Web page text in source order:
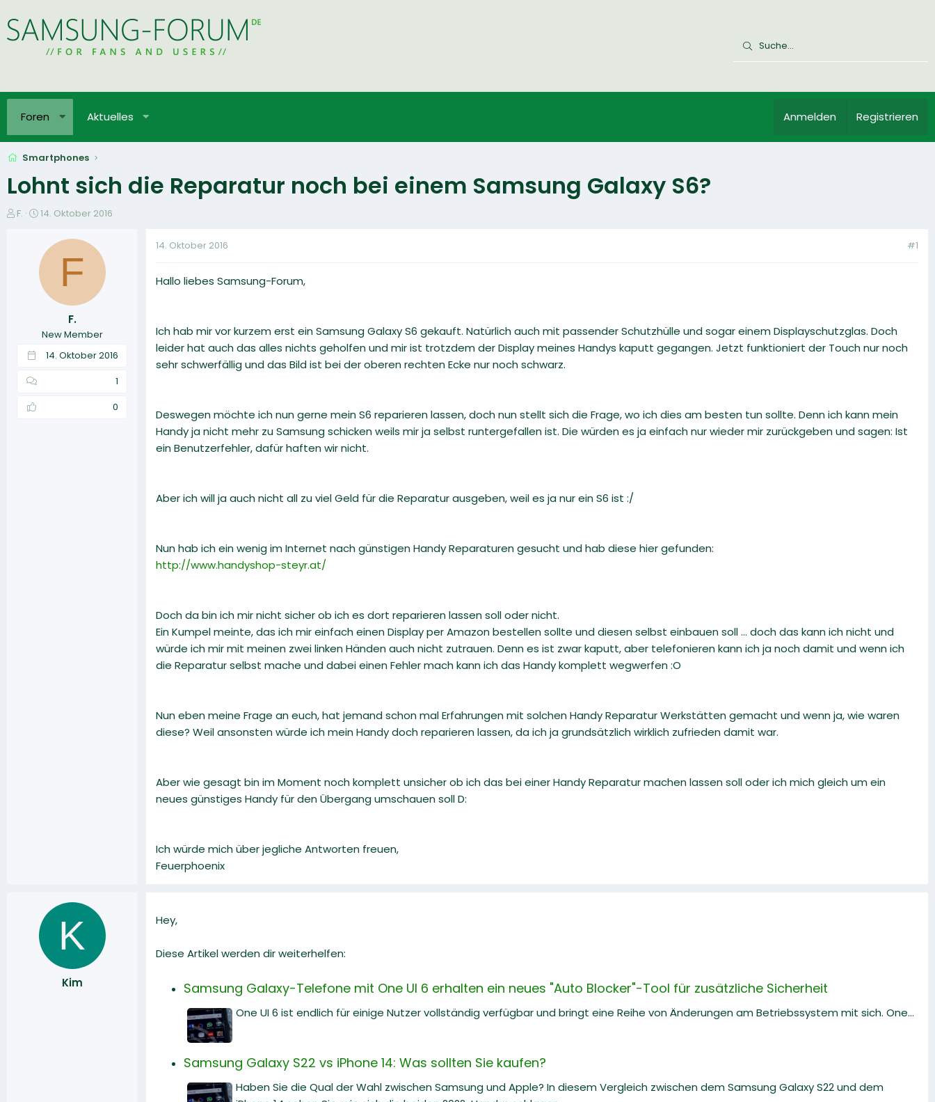
Foren Aktuelles Anmelden Registrieren
Smartphones
Lohnt sich die Reparatur noch bei einem Samsung Galaxy S6?
E
F.
E
e
l
m
14. Oktober 2016
F
F.
New Member
14. Oktober 2016
1
0
14. Oktober 2016 #1
Hallo liebes Samsung-Forum,
Ich hab mir vor kurzem erst ein Samsung Galaxy S6 gekauft. Natürlich auch mit passender Schutzhülle und sogar einem Displayschutzglas. Doch
leider hat auch das alles nichts geholfen und mir ist trotzdem der Display meines Handys kaputt gegangen. Jetzt funktioniert der Touch nur noch
sehr schwerfällig und das Bild ist bei der oberen rechten Ecke nur noch schwarz.
Deswegen möchte ich nun gerne mein S6 reparieren lassen, doch nun stellt sich die Frage, wo ich dies am besten tun sollte. Denn ich kann mein
Handy ja nicht mehr zu Samsung schicken weils mir ja selbst runtergefallen ist. Die würden es ja einfach nur wieder mir zurückgeben und sagen: Ist
ein Benutzerfehler, dafür haften wir nicht.
Aber ich will ja auch nicht all zu viel Geld für die Reparatur ausgeben, weil es ja nur ein S6 ist :/
Nun hab ich ein wenig im Internet nach günstigen Handy Reparaturen gesucht und hab diese hier gefunden:
http://www.handyshop-steyr.at/
Doch da bin ich mir nicht sicher ob ich es dort reparieren lassen soll oder nicht.
Ein Kumpel meinte, das ich mir einfach einen Display per Amazon bestellen sollte und diesen selbst einbauen soll ... doch das kann ich nicht und
würde ich mir mit meinen zwei linken Händen auch nicht zutrauen. Denn es ist zwar kaputt, aber telefonieren kann ich ja noch damit und wenn ich
die Reparatur selbst mache und dabei einen Fehler mach kann ich das Handy komplett wegwerfen :O
Nun eben meine Frage an euch, hat jemand schon mal Erfahrungen mit solchen Handy Reparatur Werkstätten gemacht und wenn ja, wie waren
diese? Weil ansonsten würde ich mein Handy doch reparieren lassen, da ich ja grundsätzlich wirklich zufrieden damit war.
Aber wie gesagt bin im Moment noch komplett unsicher ob ich das bei einer Handy Reparatur machen lassen soll oder ich mich gleich um ein
neues günstiges Handy für den Übergang umschauen soll D:
Ich würde mich über jegliche Antworten freuen,
Feuerphoenix
K
Kim
Hey,
Diese Artikel werden dir weiterhelfen:
Samsung Galaxy-Telefone mit One UI 6 erhalten ein neues "Auto Blocker"-Tool für zusätzliche Sicherheit
One UI 6 ist endlich für einige Nutzer vollständig verfügbar und bringt eine Reihe von Änderungen am Betriebssystem mit sich. One...
Samsung Galaxy S22 vs iPhone 14: Was sollten Sie kaufen?
Haben Sie die Qual der Wahl zwischen Samsung und Apple? In diesem Vergleich zwischen dem Samsung Galaxy S22 und dem